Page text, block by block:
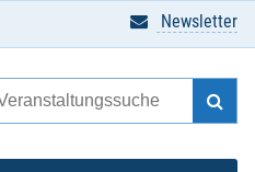
Newsletter